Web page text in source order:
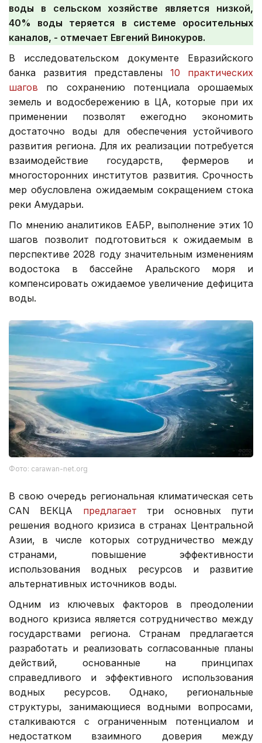
воды в сельском хозяйстве является низкой,
40% воды теряется в системе оросительных
каналов, - отмечает Евгений Винокуров.
В исследовательском документе Евразийского
банка развития представлены 10 практических
шагов по сохранению потенциала орошаемых
земель и водосбережению в ЦА, которые при их
применении позволят ежегодно экономить
достаточно воды для обеспечения устойчивого
развития региона. Для их реализации потребуется
взаимодействие государств, фермеров и
многосторонних институтов развития. Срочность
мер обусловлена ожидаемым сокращением стока
реки Амударьи.
По мнению аналитиков ЕАБР, выполнение этих 10
шагов позволит подготовиться к ожидаемым в
перспективе 2028 году значительным изменениям
водостока в бассейне Аральского моря и
компенсировать ожидаемое увеличение дефицита
воды.
Фото: carawan-net.org
В свою очередь региональная климатическая сеть
CAN ВЕКЦА предлагает три основных пути
решения водного кризиса в странах Центральной
Азии, в числе которых сотрудничество между
странами, повышение эффективности
использования водных ресурсов и развитие
альтернативных источников воды.
Одним из ключевых факторов в преодолении
водного кризиса является сотрудничество между
государствами региона. Странам предлагается
разработать и реализовать согласованные планы
действий, основанные на принципах
справедливого и эффективного использования
водных ресурсов. Однако, региональные
структуры, занимающиеся водными вопросами,
сталкиваются с ограниченным потенциалом и
недостатком взаимного доверия между